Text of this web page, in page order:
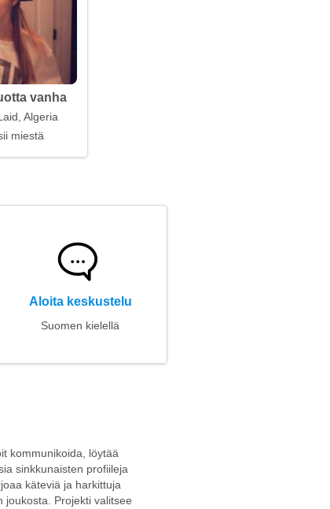
vanha
Algeria
miestä
Aloita keskustelu
Suomen kielellä
kommunikoida, löytää
sinkkunaisten profiileja
käteviä ja harkittuja
joukosta. Projekti valitsee